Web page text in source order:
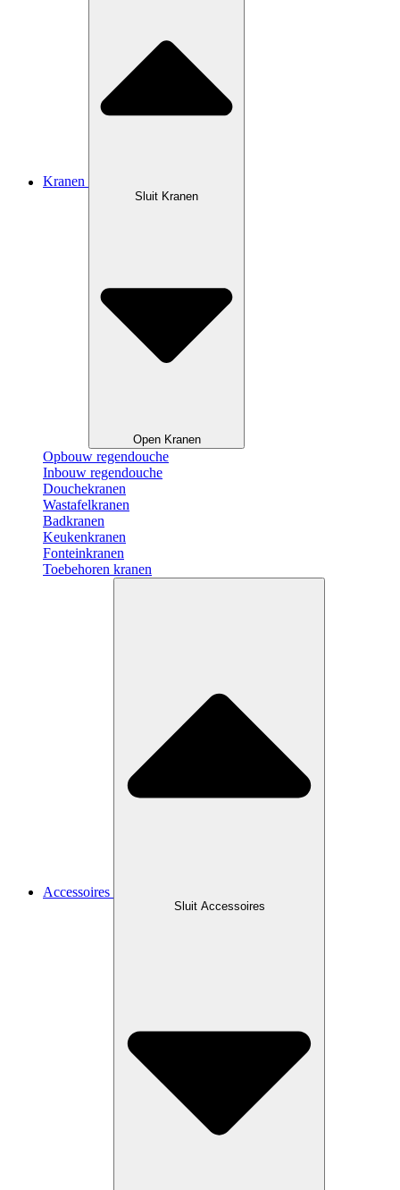
Kranen
Sluit Kranen
Open Kranen
Opbouw regendouche
Inbouw regendouche
Douchekranen
Wastafelkranen
Badkranen
Keukenkranen
Fonteinkranen
Toebehoren kranen
Accessoires
Sluit Accessoires